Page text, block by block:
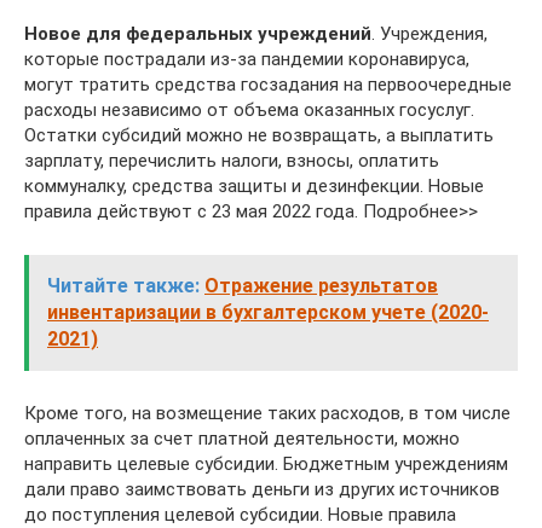
Новое для федеральных учреждений. Учреждения,
которые пострадали из-за пандемии коронавируса,
могут тратить средства госзадания на первоочередные
расходы независимо от объема оказанных госуслуг.
Остатки субсидий можно не возвращать, а выплатить
зарплату, перечислить налоги, взносы, оплатить
коммуналку, средства защиты и дезинфекции. Новые
правила действуют с 23 мая 2022 года. Подробнее>>
Читайте также: Отражение результатов
инвентаризации в бухгалтерском учете (2020-
2021)
Кроме того, на возмещение таких расходов, в том числе
оплаченных за счет платной деятельности, можно
направить целевые субсидии. Бюджетным учреждениям
дали право заимствовать деньги из других источников
до поступления целевой субсидии. Новые правила